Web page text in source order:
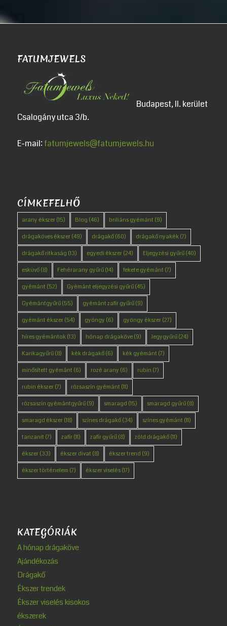
FATUMJEWELS
Budapest, II. kerület
Csalogány utca 3/b.
E-mail: fatumjewels@fatumjewels.hu
CÍMKEFELHŐ
arany ékszer(15) Blog (46) briliáns gyémánt (9)
drágaköves ékszer(49) drágakő(60) drágakő nyakék(7)
drágakő ritkaság (13) egyedi ékszer(24) Eljegyzési gyűrű(40)
esküvő(8) Fehérarany gyűrű(14) fekete gyémánt (7)
gyémánt (52) Gyémánt eljegyzési gyűrű(45)
Gyémántgyűrű(55) gyémánt zafír gyűrű(9)
gyémánt ékszer(54) gyöngy (6) gyöngy ékszer(27)
híres gyémántok(13) hónap drágaköve(9) Jegygyűrű(24)
Karikagyűrű(8) kék drágakő(6) kék gyémánt (7)
minősített gyémánt (6) rozé arany (6) rubin (7)
rubin ékszer(7) rózsaszín gyémánt (11)
rózsaszín gyémántgyűrű(9) smaragd (15) smaragd gyűrű(8)
smaragd ékszer(18) színes drágakő(34) színes gyémánt (11)
tanzanit (7) zafír(11) zafír gyűrű(8) zöld drágakő(11)
ékszer(33) ékszer divat (8) ékszer trend (9)
ékszer történelem (7) ékszer viselés(17)
KATEGÓRIÁK
A hónap drágaköve
Ajándékozás
Drágakő
Ékszer trendek
Ékszer viselés kisokos
ékszerek